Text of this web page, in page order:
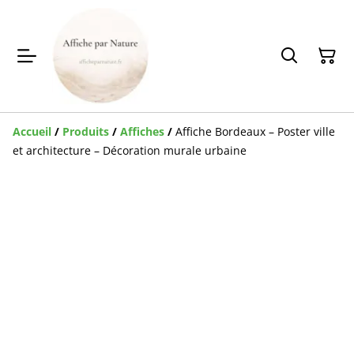
Accueil / Produits / Affiches / Affiche Bordeaux – Poster ville
et architecture – Décoration murale urbaine